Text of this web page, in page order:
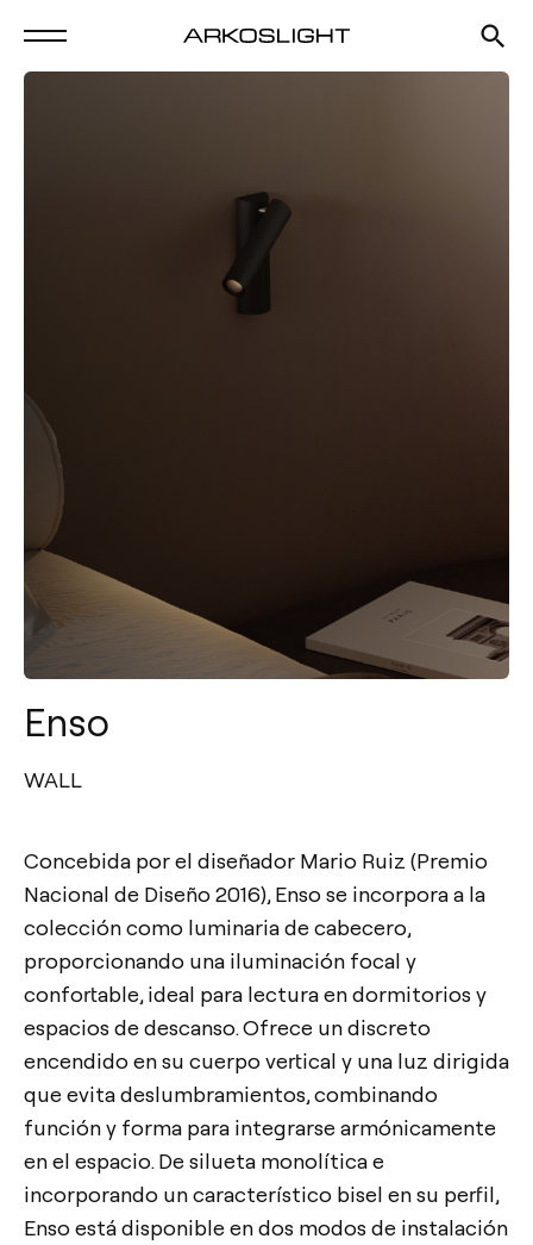
Enso
WALL
Concebida por el diseñador Mario Ruiz (Premio
Nacional de Diseño 2016), Enso se incorpora a la
colección como luminaria de cabecero,
proporcionando una iluminación focal y
confortable, ideal para lectura en dormitorios y
espacios de descanso. Ofrece un discreto
encendido en su cuerpo vertical y una luz dirigida
que evita deslumbramientos, combinando
función y forma para integrarse armónicamente
en el espacio. De silueta monolítica e
incorporando un característico bisel en su perfil,
Enso está disponible en dos modos de instalación